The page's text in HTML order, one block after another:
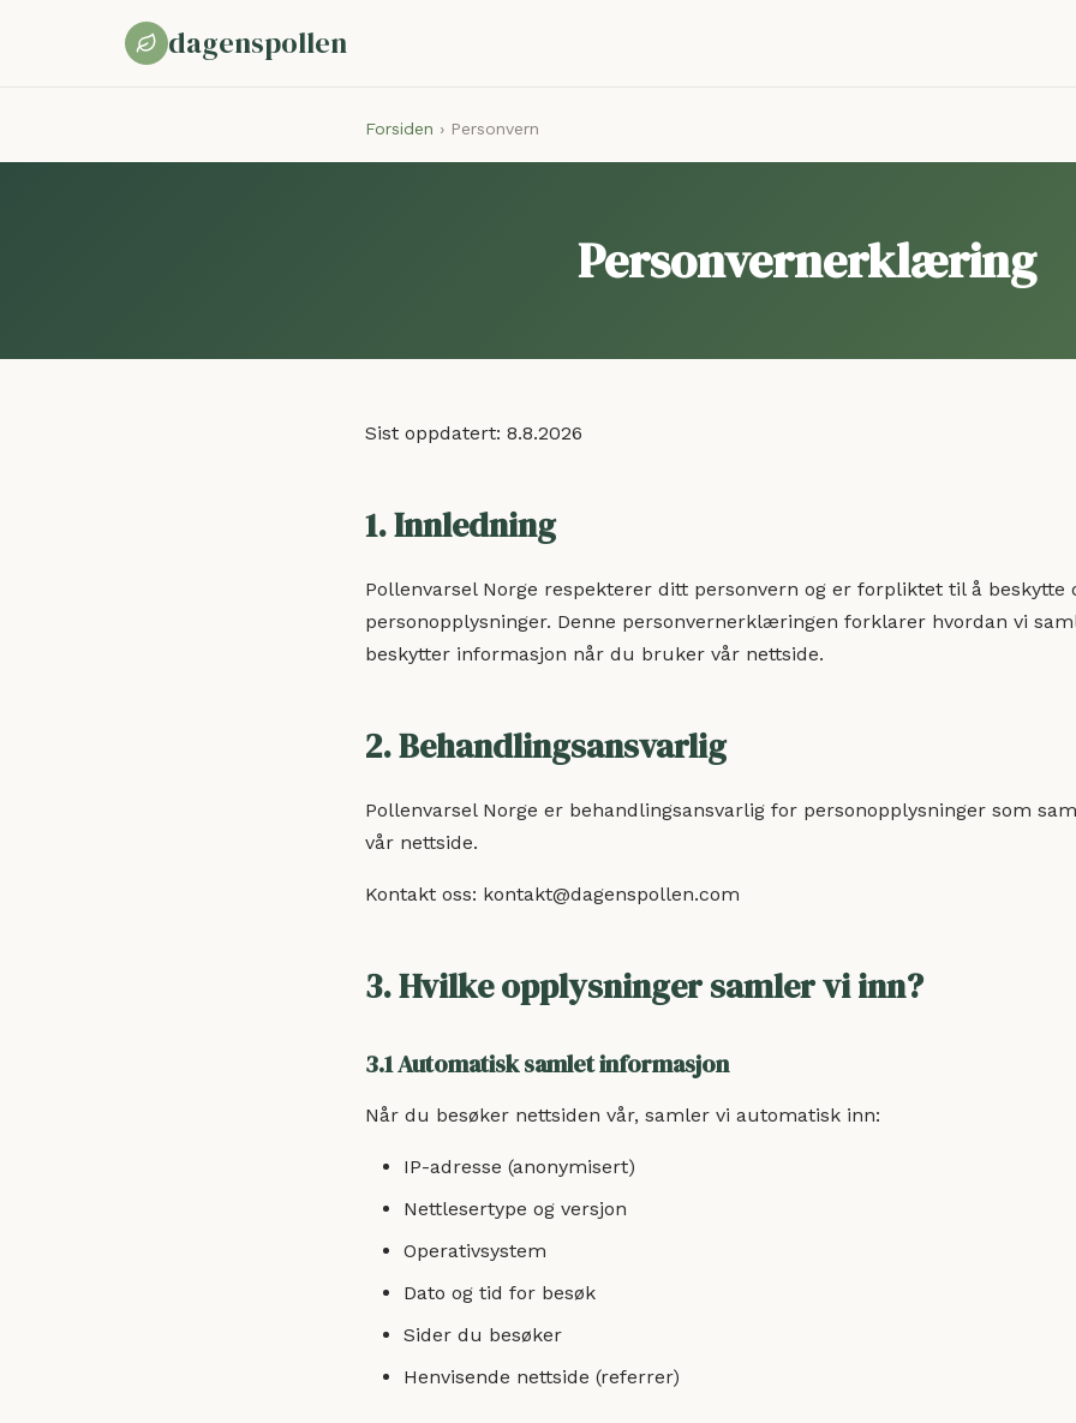
dagenspollen
Forsiden › Personvern
Personvernerklæring
Sist oppdatert: 8.8.2026
1. Innledning
Pollenvarsel Norge respekterer ditt personvern og er forpliktet til å beskytte
personopplysninger. Denne personvernerklæringen forklarer hvordan vi
beskytter informasjon når du bruker vår nettside.
2. Behandlingsansvarlig
Pollenvarsel Norge er behandlingsansvarlig for personopplysninger som
vår nettside.
Kontakt oss: kontakt@dagenspollen.com
3. Hvilke opplysninger samler vi inn?
3.1 Automatisk samlet informasjon
Når du besøker nettsiden vår, samler vi automatisk inn:
IP-adresse (anonymisert)
Nettlesertype og versjon
Operativsystem
Dato og tid for besøk
Sider du besøker
Henvisende nettside (referrer)